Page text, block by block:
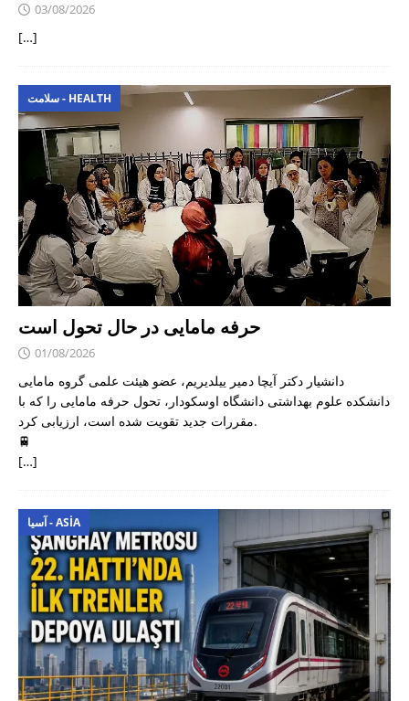
03/08/2026
[…]
سلامت - HEALTH
حرفه مامایی در حال تحول است
01/08/2026
دانشیار دکتر آیچا دمیر ییلدیریم، عضو هیئت علمی گروه مامایی
دانشکده علوم بهداشتی دانشگاه اوسکودار، تحول حرفه مامایی را که با
مقررات جدید تقویت شده است، ارزیابی کرد.
🚆
[…]
آسیا - ASIA